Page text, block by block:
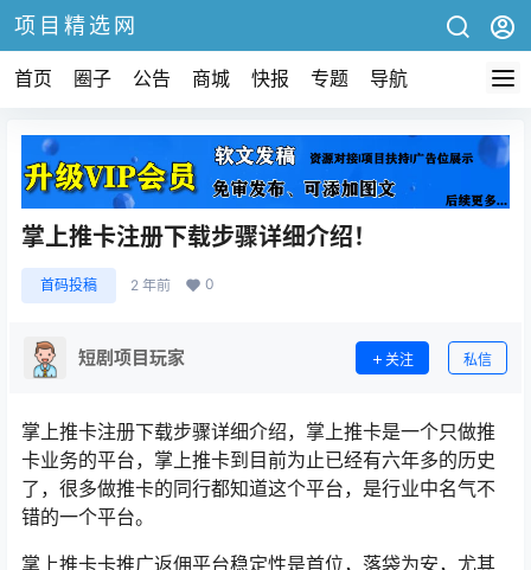
项目精选网
首页 圈子 公告 商城 快报 专题 导航
掌上推卡注册下载步骤详细介绍！
首码投稿 2 年前 0
短剧项目玩家 关注 私信
掌上推卡注册下载步骤详细介绍，掌上推卡是一个只做推
卡业务的平台，掌上推卡到目前为止已经有六年多的历史
了，很多做推卡的同行都知道这个平台，是行业中名气不
错的一个平台。
掌上推卡卡推广返佣平台稳定性是首位，落袋为安，尤其